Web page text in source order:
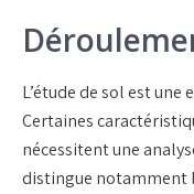
L’étude de sol est
Certaines
nécessitent une
distingue notamment